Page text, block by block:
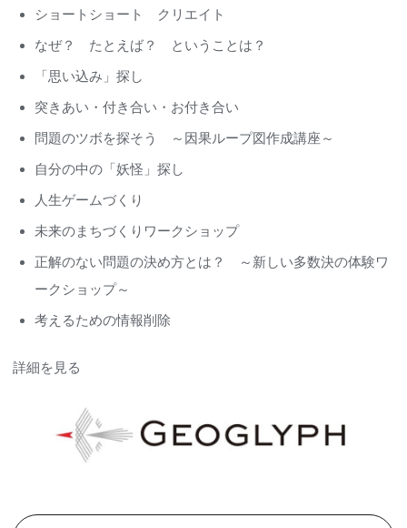
ショートショート クリエイト
なぜ？ たとえば？ ということは？
「思い込み」探し
突きあい・付き合い・お付き合い
問題のツボを探そう ～因果ループ図作成講座～
自分の中の「妖怪」探し
人生ゲームづくり
未来のまちづくりワークショップ
正解のない問題の決め方とは？ ～新しい多数決の体験ワ
ークショップ～
考えるための情報削除
詳細を見る